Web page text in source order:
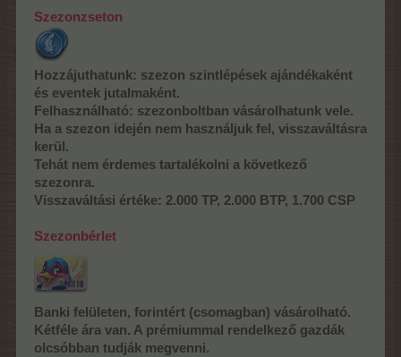
Szezonzseton
Hozzájuthatunk: szezon szintlépések ajándékaként
és eventek jutalmaként.
Felhasználható: szezonboltban vásárolhatunk vele.
Ha a szezon idején nem használjuk fel, visszaváltásra
kerül.
Tehát nem érdemes tartalékolni a következő
szezonra.
Visszaváltási értéke: 2.000 TP, 2.000 BTP, 1.700 CSP
Szezonbérlet
Banki felületen, forintért (csomagban) vásárolható.
Kétféle ára van. A prémiummal rendelkező gazdák
olcsóbban tudják megvenni.